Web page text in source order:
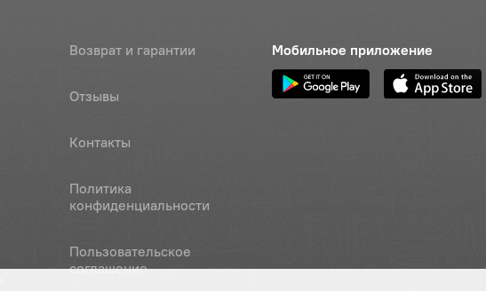
Возврат и гарантии
Отзывы
Контакты
Политика
конфиденциальности
Пользовательское
соглашение
Мобильное приложение